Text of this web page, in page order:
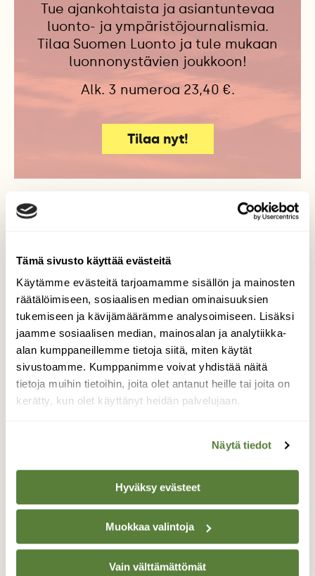
Tämä sivusto käyttää evästeitä
Käytämme evästeitä tarjoamamme sisällön ja mainosten
räätälöimiseen, sosiaalisen median ominaisuuksien
tukemiseen ja kävijämäärämme analysoimiseen. Lisäksi
jaamme sosiaalisen median, mainosalan ja analytiikka-
alan kumppaneillemme tietoja siitä, miten käytät
sivustoamme. Kumppanimme voivat yhdistää näitä
tietoja muihin tietoihin, joita olet antanut heille tai joita on
kerätty, kun olet käyttänyt heidän palvelujaan.
Näytä tiedot
Hyväksy evästeet
Muokkaa valintoja
Vain välttämättömät
Tue ajankohtaista ja asiantuntevaa
luonto- ja ympäristöjournalismia.
Tilaa Suomen Luonto ja tule mukaan
luonnonystävien joukkoon!
Alk. 3 numeroa 23,40 €.
Tilaa nyt!
ARJEN VALINNAT
Ihanat kamalat vaatteet – miten vähentää